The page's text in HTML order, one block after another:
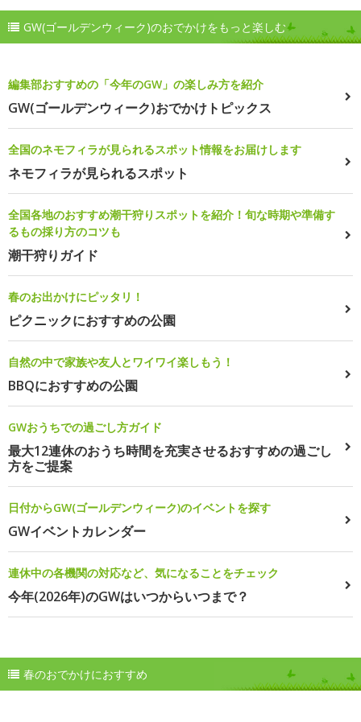
GW(ゴールデンウィーク)のおでかけをもっと楽しむ
編集部おすすめの「今年のGW」の楽しみ方を紹介
GW(ゴールデンウィーク)おでかけトピックス
全国のネモフィラが見られるスポット情報をお届けします
ネモフィラが見られるスポット
全国各地のおすすめ潮干狩りスポットを紹介！旬な時期や準備す
るもの採り方のコツも
潮干狩りガイド
春のお出かけにピッタリ！
ピクニックにおすすめの公園
自然の中で家族や友人とワイワイ楽しもう！
BBQにおすすめの公園
GWおうちでの過ごし方ガイド
最大12連休のおうち時間を充実させるおすすめの過ごし
方をご提案
日付からGW(ゴールデンウィーク)のイベントを探す
GWイベントカレンダー
連休中の各機関の対応など、気になることをチェック
今年(2026年)のGWはいつからいつまで？
春のおでかけにおすすめ